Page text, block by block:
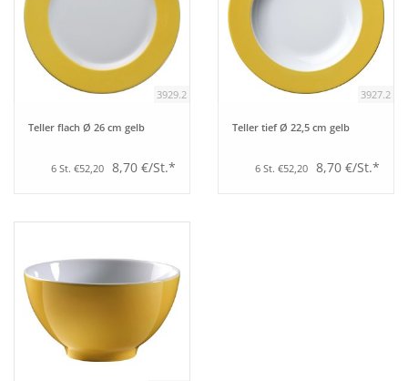
3929.2
Teller flach Ø 26 cm gelb
6 St. €52,20 8,70 €/St.*
3927.2
Teller tief Ø 22,5 cm gelb
6 St. €52,20 8,70 €/St.*